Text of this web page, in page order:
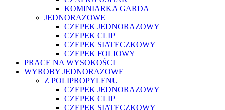
KOMINIARKA GARDA
JEDNORAZOWE
CZEPEK JEDNORAZOWY
CZEPEK CLIP
CZEPEK SIATECZKOWY
CZEPEK FOLIOWY
PRACE NA WYSOKOŚCI
WYROBY JEDNORAZOWE
Z POLIPROPYLENU
CZEPEK JEDNORAZOWY
CZEPEK CLIP
CZEPEK SIATECZKOWY